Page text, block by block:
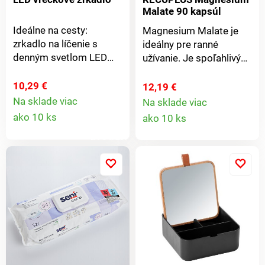
Ideálne na cesty:
zrkadlo na líčenie s
denným svetlom LED
cestách. Kompaktné,
ľahké, zmestí sa do
každej kabelky alebo
10,29 €
Na sklade viac
ako 10 ks
Malate 90 kapsúl
Magnesium Malate je
ideálny pre ranné
užívanie. Je spoľahlivým
lepšiemu zdraviu a
výkonnosti. Je ideálny
pre všetkých, ktorí
forma horčíka je známa
svojou schopnosťou
podporiť energetický
metabolizmus, správnu
svalovú funkciu, tvorbu
bielkovín a znížiť únavu a
vyčerpanie, čo z neho
robí perfektného
spoločníka pre začiatok
12,19 €
Na sklade viac
ako 10 ks